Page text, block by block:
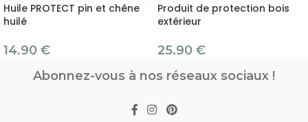
Huile PROTECT pin et chêne
huilé
14.90 €
Produit de protection bois
extérieur
25.90 €
Abonnez-vous à nos réseaux sociaux !